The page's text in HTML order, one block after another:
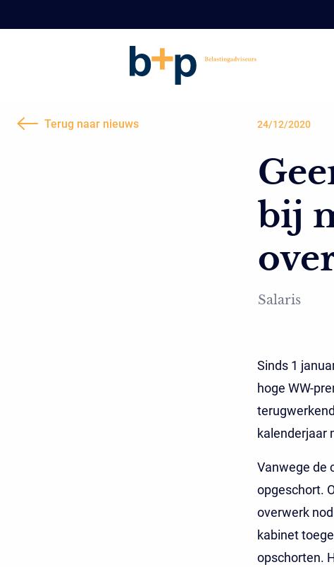
Terug naar nieuws 24/12/2020
bij
Salaris
Sinds 1
hoge WW-
kalenderjaar
Vanwege de
opgeschort.
overwerk
kabinet
opschorten.